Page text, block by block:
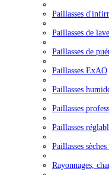
Paillasses
Paillasses de
Paillasses de
Paillasses ExAO
Paillasses
Paillasses
Paillasses
Paillasses
Rayonnages,